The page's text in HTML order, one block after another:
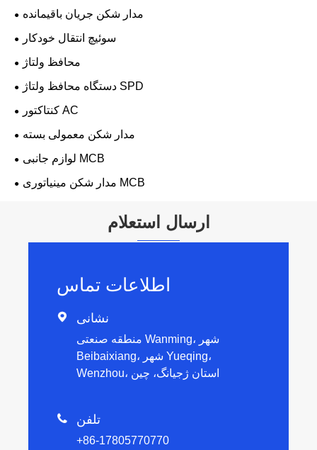
مدار شکن جریان باقیمانده
سوئیچ انتقال خودکار
محافظ ولتاژ
دستگاه محافظ ولتاژ SPD
کنتاکتور AC
مدار شکن معمولی بسته
لوازم جانبی MCB
مدار شکن مینیاتوری MCB
ارسال استعلام
اطلاعات تماس
 نشانی
منطقه صنعتی Wanming، شهر
Beibaixiang، شهر Yueqing،
Wenzhou، استان ژجیانگ، چین
 تلفن
+86-17805770770